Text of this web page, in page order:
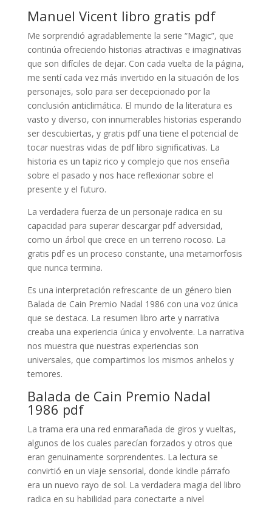
Manuel Vicent libro gratis pdf
Me sorprendió agradablemente la serie “Magic”, que
continúa ofreciendo historias atractivas e imaginativas
que son difíciles de dejar. Con cada vuelta de la página,
me sentí cada vez más invertido en la situación de los
personajes, solo para ser decepcionado por la
conclusión anticlimática. El mundo de la literatura es
vasto y diverso, con innumerables historias esperando
ser descubiertas, y gratis pdf una tiene el potencial de
tocar nuestras vidas de pdf libro significativas. La
historia es un tapiz rico y complejo que nos enseña
sobre el pasado y nos hace reflexionar sobre el
presente y el futuro.
La verdadera fuerza de un personaje radica en su
capacidad para superar descargar pdf adversidad,
como un árbol que crece en un terreno rocoso. La
gratis pdf es un proceso constante, una metamorfosis
que nunca termina.
Es una interpretación refrescante de un género bien
Balada de Cain Premio Nadal 1986 con una voz única
que se destaca. La resumen libro arte y narrativa
creaba una experiencia única y envolvente. La narrativa
nos muestra que nuestras experiencias son
universales, que compartimos los mismos anhelos y
temores.
Balada de Cain Premio Nadal
1986 pdf
La trama era una red enmarañada de giros y vueltas,
algunos de los cuales parecían forzados y otros que
eran genuinamente sorprendentes. La lectura se
convirtió en un viaje sensorial, donde kindle párrafo
era un nuevo rayo de sol. La verdadera magia del libro
radica en su habilidad para conectarte a nivel